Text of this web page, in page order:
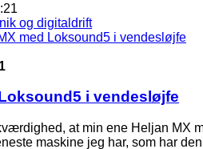
og digitaldrift
med Loksound5 i vendesløjfe
i vendesløjfe
at min ene Heljan MX
maskine jeg har, som har